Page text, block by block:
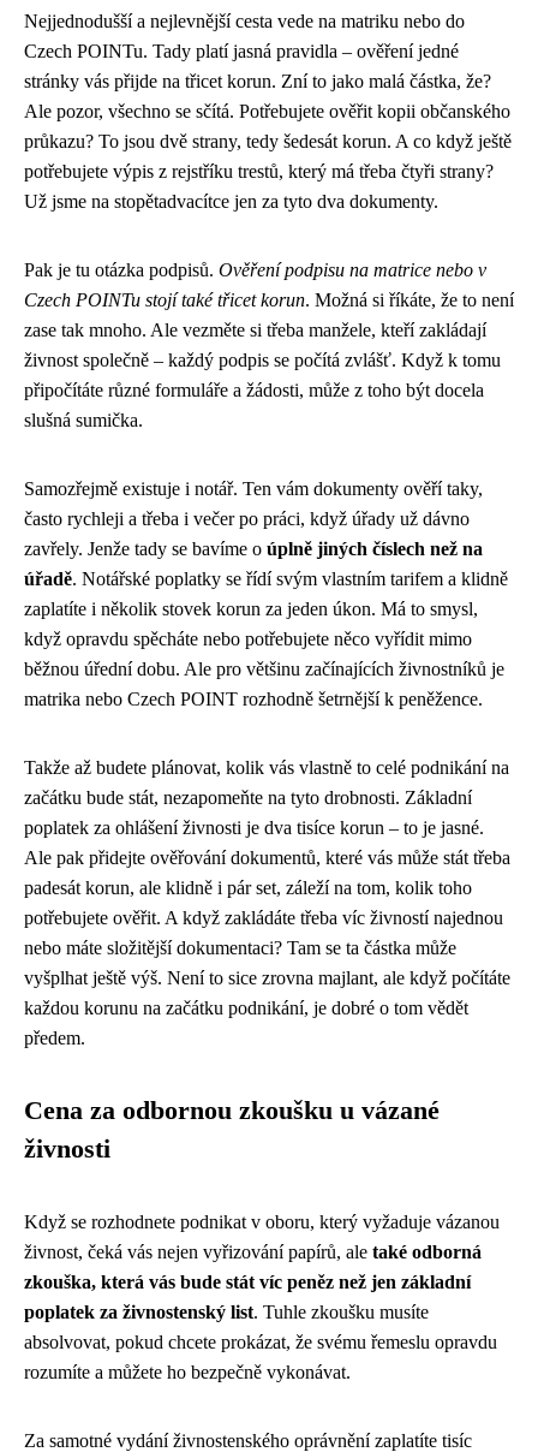
Nejjednodušší a nejlevnější cesta vede na matriku nebo do
Czech POINTu. Tady platí jasná pravidla – ověření jedné
stránky vás přijde na třicet korun. Zní to jako malá částka, že?
Ale pozor, všechno se sčítá. Potřebujete ověřit kopii občanského
průkazu? To jsou dvě strany, tedy šedesát korun. A co když ještě
potřebujete výpis z rejstříku trestů, který má třeba čtyři strany?
Už jsme na stopětadvacítce jen za tyto dva dokumenty.
Pak je tu otázka podpisů. Ověření podpisu na matrice nebo v
Czech POINTu stojí také třicet korun. Možná si říkáte, že to není
zase tak mnoho. Ale vezměte si třeba manžele, kteří zakládají
živnost společně – každý podpis se počítá zvlášť. Když k tomu
připočítáte různé formuláře a žádosti, může z toho být docela
slušná sumička.
Samozřejmě existuje i notář. Ten vám dokumenty ověří taky,
často rychleji a třeba i večer po práci, když úřady už dávno
zavřely. Jenže tady se bavíme o úplně jiných číslech než na
úřadě. Notářské poplatky se řídí svým vlastním tarifem a klidně
zaplatíte i několik stovek korun za jeden úkon. Má to smysl,
když opravdu spěcháte nebo potřebujete něco vyřídit mimo
běžnou úřední dobu. Ale pro většinu začínajících živnostníků je
matrika nebo Czech POINT rozhodně šetrnější k peněžence.
Takže až budete plánovat, kolik vás vlastně to celé podnikání na
začátku bude stát, nezapomeňte na tyto drobnosti. Základní
poplatek za ohlášení živnosti je dva tisíce korun – to je jasné.
Ale pak přidejte ověřování dokumentů, které vás může stát třeba
padesát korun, ale klidně i pár set, záleží na tom, kolik toho
potřebujete ověřit. A když zakládáte třeba víc živností najednou
nebo máte složitější dokumentaci? Tam se ta částka může
vyšplhat ještě výš. Není to sice zrovna majlant, ale když počítáte
každou korunu na začátku podnikání, je dobré o tom vědět
předem.
Cena za odbornou zkoušku u vázané
živnosti
Když se rozhodnete podnikat v oboru, který vyžaduje vázanou
živnost, čeká vás nejen vyřizování papírů, ale také odborná
zkouška, která vás bude stát víc peněz než jen základní
poplatek za živnostenský list. Tuhle zkoušku musíte
absolvovat, pokud chcete prokázat, že svému řemeslu opravdu
rozumíte a můžete ho bezpečně vykonávat.
Za samotné vydání živnostenského oprávnění zaplatíte tisíc